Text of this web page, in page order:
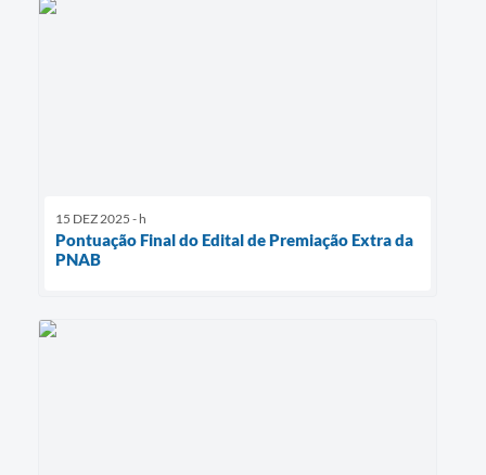
15 DEZ 2025 - h
Pontuação Final do Edital de Premiação Extra da
PNAB